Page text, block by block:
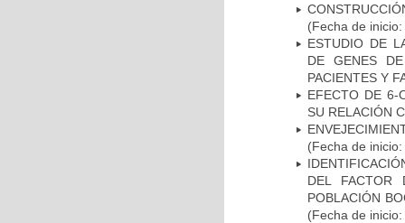
(Fecha de
ESTUDIO DE
DE GENES
PACIENTES Y
EFECTO DE 6-
SU RELACIÓN
(Fecha de
DEL FACTOR
POBLACIÓN
(Fecha de